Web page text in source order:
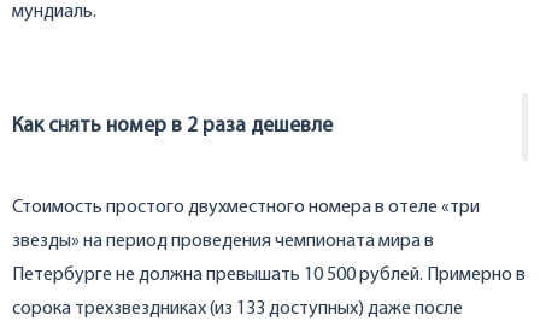
мундиаль.
Как снять номер в 2 раза дешевле
Стоимость простого двухместного номера в отеле «три
звезды» на период проведения чемпионата мира в
Петербурге не должна превышать 10 500 рублей. Примерно в
сорока трехзвездниках (из 133 доступных) даже после